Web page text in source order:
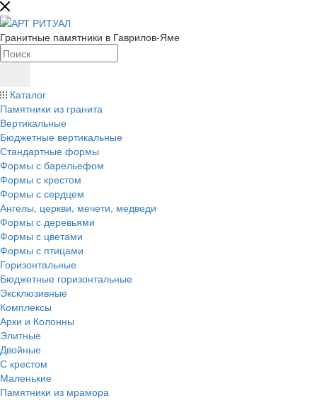
Гранитные памятники в Гаврилов-Яме
Каталог
Памятники из гранита
Вертикальные
Бюджетные вертикальные
Стандартные формы
Формы с барельефом
Формы с крестом
Формы с сердцем
Ангелы, церкви, мечети, медведи
Формы с деревьями
Формы с цветами
Формы с птицами
Горизонтальные
Бюджетные горизонтальные
Эксклюзивные
Комплексы
Арки и Колонны
Элитные
Двойные
С крестом
Маленькие
Памятники из мрамора